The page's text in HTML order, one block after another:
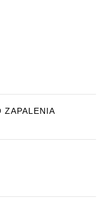
ZAPALENIA